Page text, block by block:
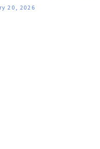
20, 2026